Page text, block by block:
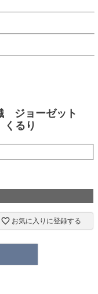
ジョーゼット
るり
お気に入りに登録する